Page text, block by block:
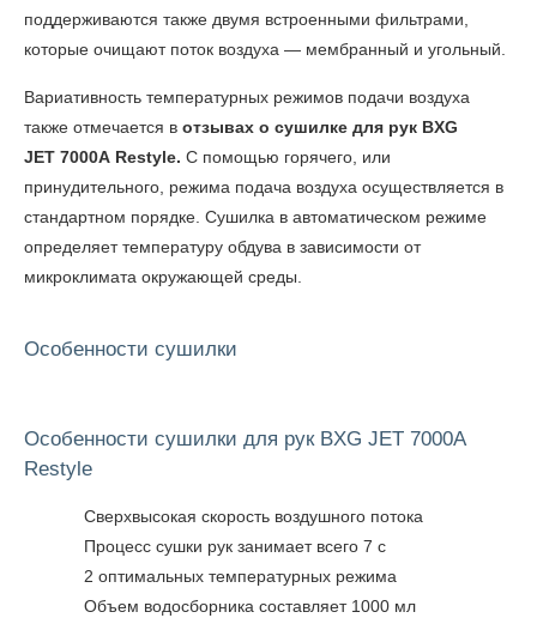
поддерживаются также двумя встроенными фильтрами,
которые очищают поток воздуха — мембранный и угольный.
Вариативность температурных режимов подачи воздуха
также отмечается в отзывах о сушилке для рук BXG
JET 7000A Restyle. С помощью горячего, или
принудительного, режима подача воздуха осуществляется в
стандартном порядке. Сушилка в автоматическом режиме
определяет температуру обдува в зависимости от
микроклимата окружающей среды.
Особенности сушилки
Особенности сушилки для рук BXG JET 7000A
Restyle
Сверхвысокая скорость воздушного потока
Процесс сушки рук занимает всего 7 с
2 оптимальных температурных режима
Объем водосборника составляет 1000 мл